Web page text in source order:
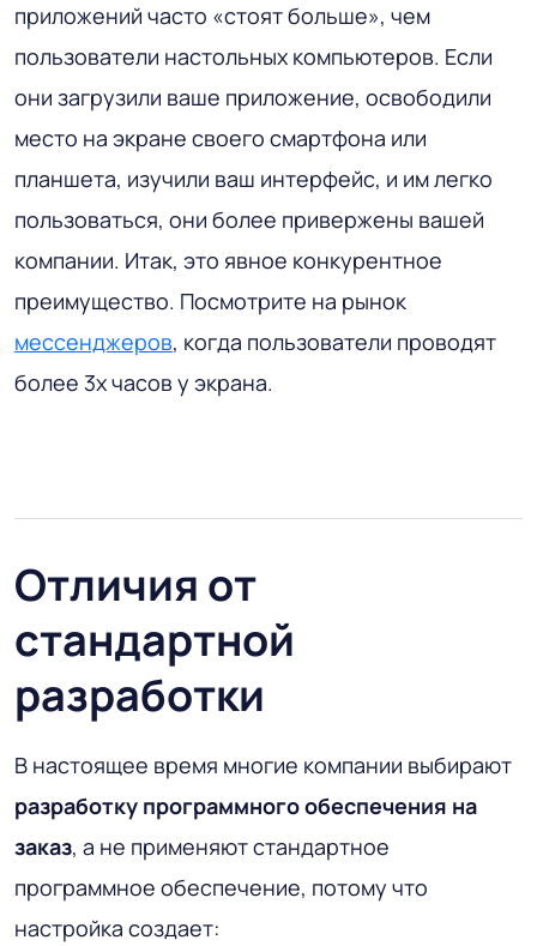
приложений часто «стоят больше», чем
пользователи настольных компьютеров. Если
они загрузили ваше приложение, освободили
место на экране своего смартфона или
планшета, изучили ваш интерфейс, и им легко
пользоваться, они более привержены вашей
компании. Итак, это явное конкурентное
преимущество. Посмотрите на рынок
мессенджеров, когда пользователи проводят
более 3х часов у экрана.
Отличия от
стандартной
разработки
В настоящее время многие компании выбирают
разработку программного обеспечения на
заказ, а не применяют стандартное
программное обеспечение, потому что
настройка создает: